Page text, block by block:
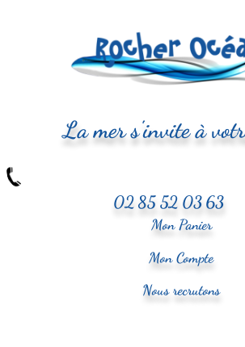
La mer s'invite à
02 85 52 03 63
Mon Panier
Mon Compte
Nous recrutons